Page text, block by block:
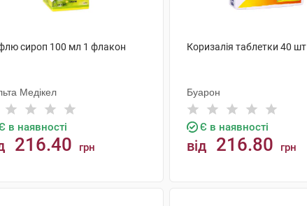
сироп 100 мл 1 флакон
Медікел
в наявності
216.40 грн
Коризалія таблетки 40 шт
Буарон
Є в наявності
від 216.80 грн